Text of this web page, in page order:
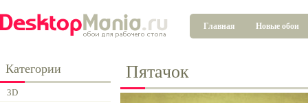
Главная Новые обои
Категории
3D
Пятачок